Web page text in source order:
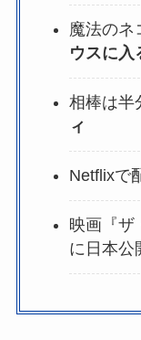
魔法のネ
ウスに入
相棒は半
ィ
Netflixで
映画『ザ
に日本公